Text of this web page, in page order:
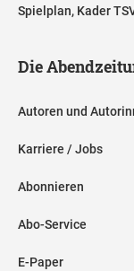
Spielplan, Kader
Die
Autoren und
Karriere / Jobs
Abonnieren
Abo-Service
E-Paper